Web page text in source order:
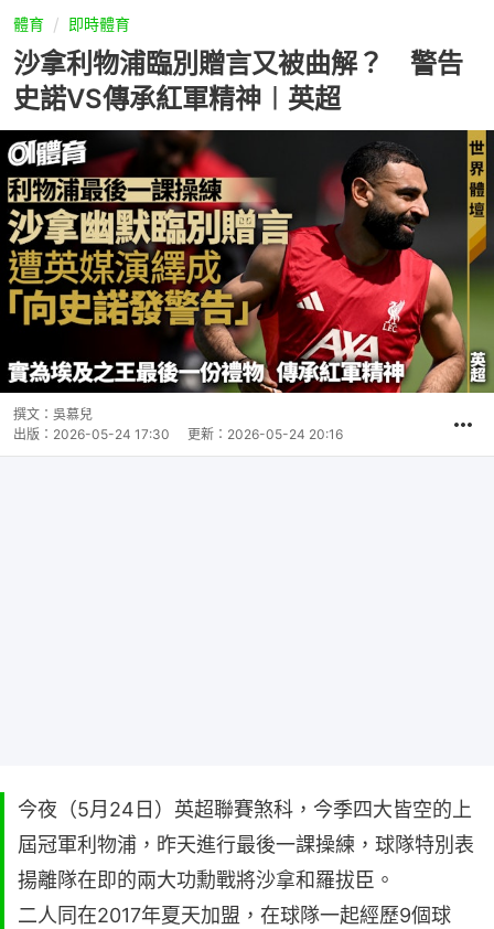
體育 即時體育
沙拿利物浦臨別贈言又被曲解？ 警告
史諾VS傳承紅軍精神︱英超
撰文： 吳慕兒
出版： 2026-05-24 17:30 更新： 2026-05-24 20:16
今夜（5月24日）英超聯賽煞科，今季四大皆空的上
屆冠軍利物浦，昨天進行最後一課操練，球隊特別表
揚離隊在即的兩大功勳戰將沙拿和羅拔臣。
二人同在2017年夏天加盟，在球隊一起經歷9個球